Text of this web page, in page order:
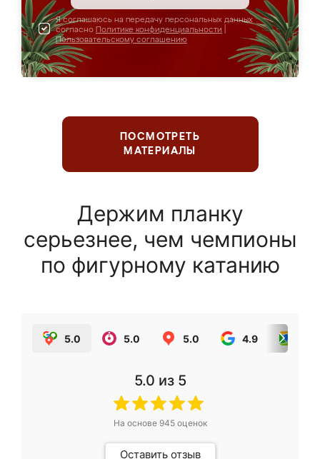
Я соглашаюсь на передачу персональных данных
согласно Политике конфиденциальности
Пользовательскому соглашению
ПОСМОТРЕТЬ
МАТЕРИАЛЫ
Держим планку
серьезнее, чем чемпионы
по фигурному катанию
5.0 5.0 5.0 4.9
5.0 из 5
На основе 945оценок
Оставить отзыв